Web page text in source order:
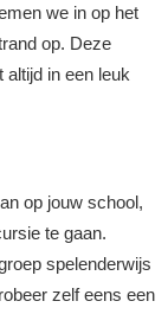
we in op het
op. Deze
in een leuk
op jouw school,
te gaan.
spelenderwijs
zelf eens een